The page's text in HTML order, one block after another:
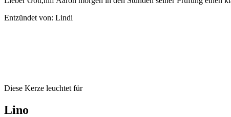
Entzündet von: Lindi
Diese Kerze leuchtet für
Lino